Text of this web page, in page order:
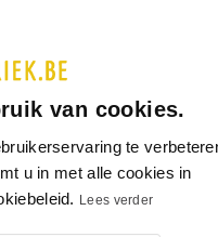
gesloten
van cookies.
te
u in met alle cookies in
Lees verder